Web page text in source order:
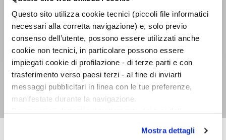
Questo sito utilizza cookie tecnici (piccoli file informatici
necessari alla corretta navigazione) e, solo previo
consenso dell’utente, possono essere utilizzati anche
cookie non tecnici, in particolare possono essere
impiegati cookie di profilazione - di terze parti e con
trasferimento verso paesi terzi - al fine di inviarti
messaggi pubblicitari in linea con le tue preferenze,
manifestate durante la navigazione.
scelte privacy sui cookie, ti invitiamo a prendere visione
Mostra dettagli
Teologia platonica
Proclo
Commento al Cratilo di
Platone
Proclo